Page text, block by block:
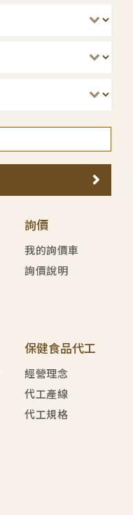
詢價
我的詢價車
詢價說明
保健食品代工
經營理念
代工產線
代工規格